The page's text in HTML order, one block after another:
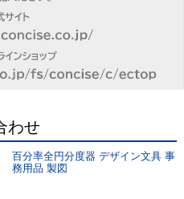
わせ
百分率全円分度器 デザイン文具 事
務用品 製図